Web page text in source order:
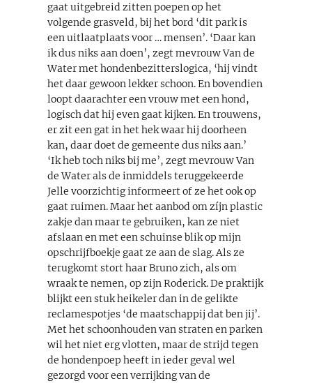
gaat uitgebreid zitten poepen op het
volgende grasveld, bij het bord ‘dit park is
een uitlaatplaats voor … mensen’. ‘Daar kan
ik dus niks aan doen’, zegt mevrouw Van de
Water met hondenbezitterslogica, ‘hij vindt
het daar gewoon lekker schoon. En bovendien
loopt daarachter een vrouw met een hond,
logisch dat hij even gaat kijken. En trouwens,
er zit een gat in het hek waar hij doorheen
kan, daar doet de gemeente dus niks aan.’
‘Ik heb toch niks bij me’, zegt mevrouw Van
de Water als de inmiddels teruggekeerde
Jelle voorzichtig informeert of ze het ook op
gaat ruimen. Maar het aanbod om zíjn plastic
zakje dan maar te gebruiken, kan ze niet
afslaan en met een schuinse blik op mijn
opschrijfboekje gaat ze aan de slag. Als ze
terugkomt stort haar Bruno zich, als om
wraak te nemen, op zijn Roderick. De praktijk
blijkt een stuk heikeler dan in de gelikte
reclamespotjes ‘de maatschappij dat ben jij’.
Met het schoonhouden van straten en parken
wil het niet erg vlotten, maar de strijd tegen
de hondenpoep heeft in ieder geval wel
gezorgd voor een verrijking van de